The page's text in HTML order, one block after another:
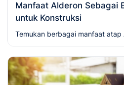
Manfaat Alderon Sebagai
untuk Konstruksi
Temukan berbagai manfaat atap
konstruksi rumah maupun
panas, anti karat, dan kedap
Alderon terbaik hanya di